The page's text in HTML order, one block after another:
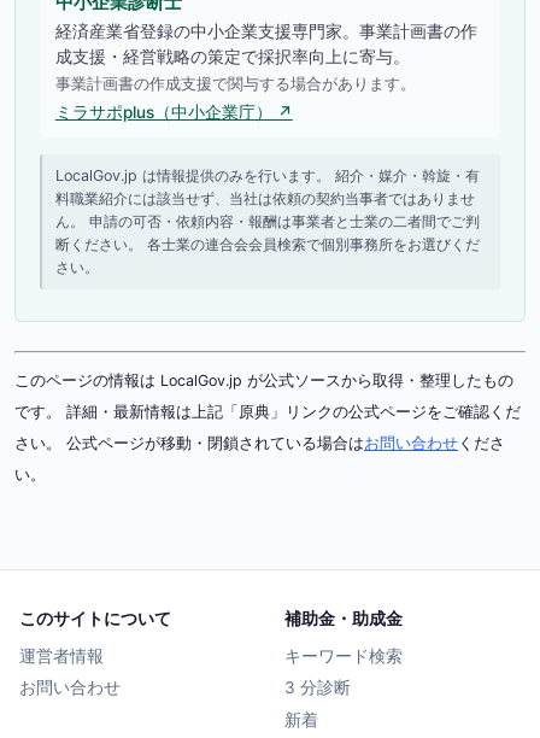
経済産業省登録の中小企業支援専門家。事業計画書の作
成支援・経営戦略の策定で採択率向上に寄与。
事業計画書の作成支援で関与する場合があります。
ミラサポplus（中小企業庁） ↗
LocalGov.jp は情報提供のみを行います。 紹介・媒介・斡旋・有
料職業紹介には該当せず、当社は依頼の契約当事者ではありませ
ん。 申請の可否・依頼内容・報酬は事業者と士業の二者間でご判
断ください。 各士業の連合会会員検索で個別事務所をお選びくだ
さい。
このページの情報は LocalGov.jp が公式ソースから取得・整理したもの
です。 詳細・最新情報は上記「原典」リンクの公式ページをご確認くだ
さい。 公式ページが移動・閉鎖されている場合はお問い合わせ くださ
い。
このサイトについて
運営者情報
お問い合わせ
補助金・助成金
キーワード検索
3 分診断
新着